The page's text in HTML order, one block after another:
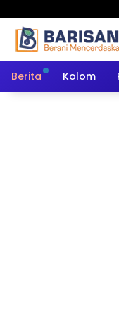
Berita Kolom